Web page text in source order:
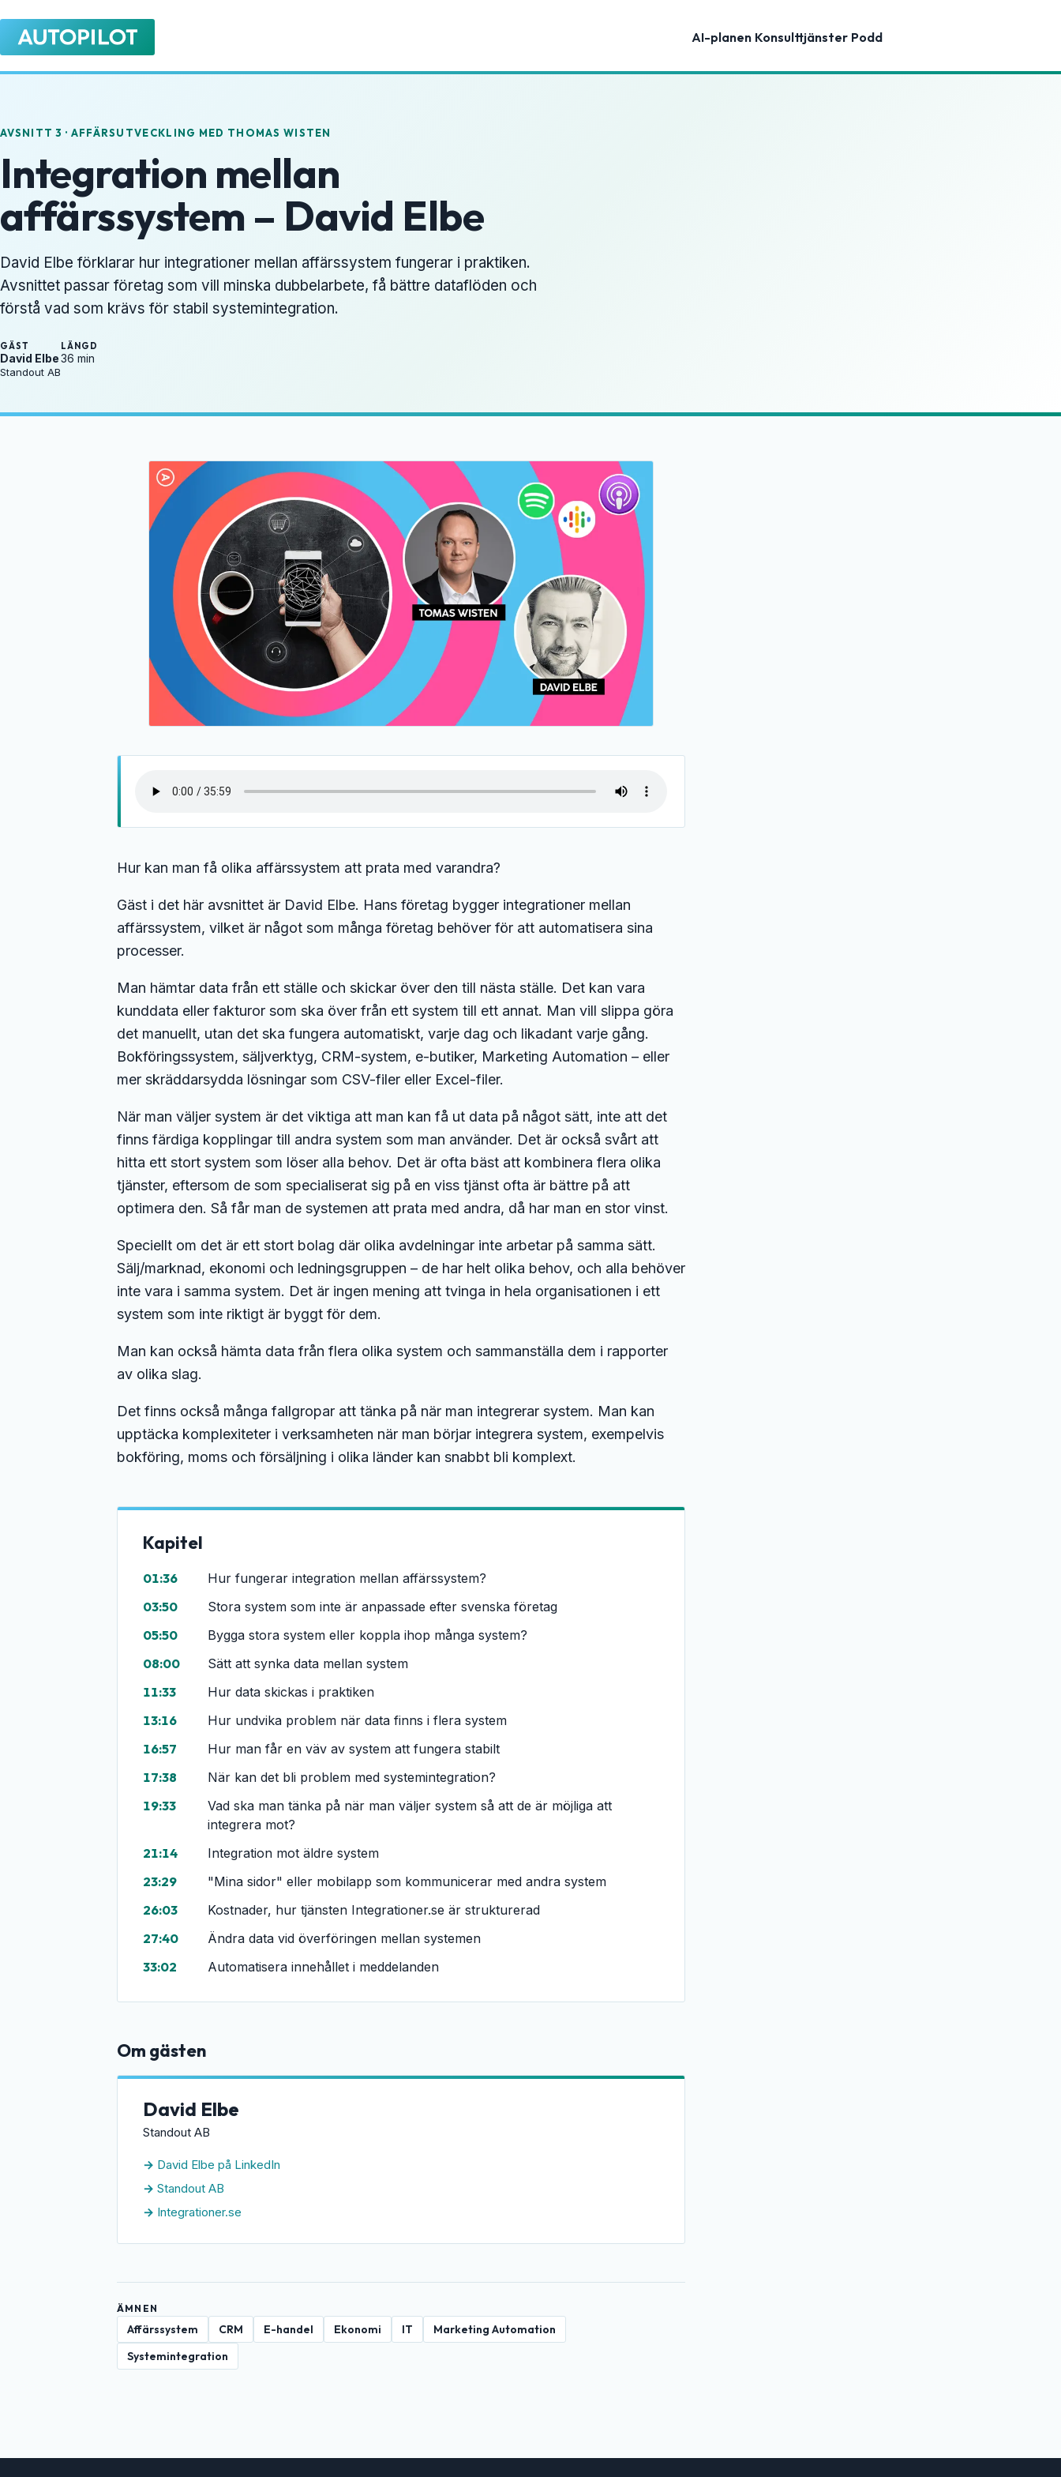
AI-planen Konsulttjänster Podd
AVSNITT 3 · AFFÄRSUTVECKLING MED THOMAS WISTEN
Integration mellan
affärssystem – David Elbe
David Elbe förklarar hur integrationer mellan affärssystem fungerar i praktiken.
Avsnittet passar företag som vill minska dubbelarbete, få bättre dataflöden och
förstå vad som krävs för stabil systemintegration.
GÄST
David Elbe
Standout AB
LÄNGD
36 min
Hur kan man få olika affärssystem att prata med varandra?
Gäst i det här avsnittet är David Elbe. Hans företag bygger integrationer mellan
affärssystem, vilket är något som många företag behöver för att automatisera sina
processer.
Man hämtar data från ett ställe och skickar över den till nästa ställe. Det kan vara
kunddata eller fakturor som ska över från ett system till ett annat. Man vill slippa göra
det manuellt, utan det ska fungera automatiskt, varje dag och likadant varje gång.
Bokföringssystem, säljverktyg, CRM-system, e-butiker, Marketing Automation – eller
mer skräddarsydda lösningar som CSV-filer eller Excel-filer.
När man väljer system är det viktiga att man kan få ut data på något sätt, inte att det
finns färdiga kopplingar till andra system som man använder. Det är också svårt att
hitta ett stort system som löser alla behov. Det är ofta bäst att kombinera flera olika
tjänster, eftersom de som specialiserat sig på en viss tjänst ofta är bättre på att
optimera den. Så får man de systemen att prata med andra, då har man en stor vinst.
Speciellt om det är ett stort bolag där olika avdelningar inte arbetar på samma sätt.
Sälj/marknad, ekonomi och ledningsgruppen – de har helt olika behov, och alla behöver
inte vara i samma system. Det är ingen mening att tvinga in hela organisationen i ett
system som inte riktigt är byggt för dem.
Man kan också hämta data från flera olika system och sammanställa dem i rapporter
av olika slag.
Det finns också många fallgropar att tänka på när man integrerar system. Man kan
upptäcka komplexiteter i verksamheten när man börjar integrera system, exempelvis
bokföring, moms och försäljning i olika länder kan snabbt bli komplext.
Kapitel
01:36
Hur fungerar integration mellan affärssystem?
03:50
Stora system som inte är anpassade efter svenska företag
05:50
Bygga stora system eller koppla ihop många system?
08:00
Sätt att synka data mellan system
11:33
Hur data skickas i praktiken
13:16
Hur undvika problem när data finns i flera system
16:57
Hur man får en väv av system att fungera stabilt
17:38
När kan det bli problem med systemintegration?
19:33
Vad ska man tänka på när man väljer system så att de är möjliga att
integrera mot?
21:14
Integration mot äldre system
23:29
"Mina sidor" eller mobilapp som kommunicerar med andra system
26:03
Kostnader, hur tjänsten Integrationer.se är strukturerad
27:40
Ändra data vid överföringen mellan systemen
33:02
Automatisera innehållet i meddelanden
Om gästen
David Elbe
Standout AB
David Elbe på LinkedIn
Standout AB
Integrationer.se
ÄMNEN
Affärssystem CRM E-handel Ekonomi IT
Marketing Automation
Systemintegration